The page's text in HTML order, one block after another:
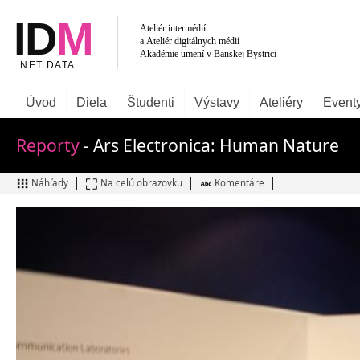
Úvod Diela Študenti Výstavy Ateliéry
Reporty- Ars Electronica: Human Nature
Náhľady Na celú obrazovku Komentáre